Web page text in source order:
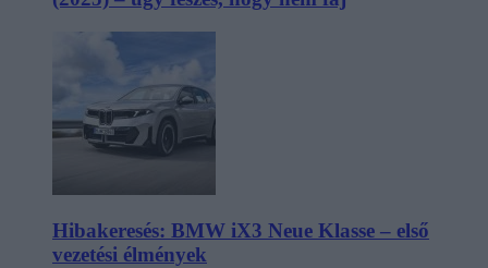
Hibakeresés: BMW iX3 Neue Klasse – első
vezetési élmények